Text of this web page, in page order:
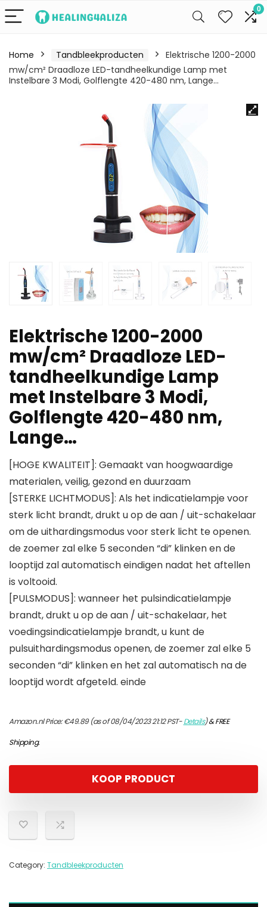
0
Home Tandbleekproducten
Elektrische 1200-2000
mw/cm² Draadloze LED-tandheelkundige Lamp met
Instelbare 3 Modi, Golflengte 420-480 nm, Lange…
Elektrische 1200-2000
mw/cm² Draadloze LED-
tandheelkundige Lamp
met Instelbare 3 Modi,
Golflengte 420-480 nm,
Lange…
[HOGE KWALITEIT]: Gemaakt van hoogwaardige
materialen, veilig, gezond en duurzaam
[STERKE LICHTMODUS]: Als het indicatielampje voor
sterk licht brandt, drukt u op de aan / uit-schakelaar
om de uithardingsmodus voor sterk licht te openen.
de zoemer zal elke 5 seconden “di” klinken en de
looptijd zal automatisch eindigen nadat het aftellen
is voltooid.
[PULSMODUS]: wanneer het pulsindicatielampje
brandt, drukt u op de aan / uit-schakelaar, het
voedingsindicatielampje brandt, u kunt de
pulsuithardingsmodus openen, de zoemer zal elke 5
seconden “di” klinken en het zal automatisch na de
looptijd wordt afgeteld. einde
Amazon.nl Price:€49.89(as of 08/04/2023 21:12 PST-Details)&FREE
Shipping.
KOOP PRODUCT
Category: Tandbleekproducten